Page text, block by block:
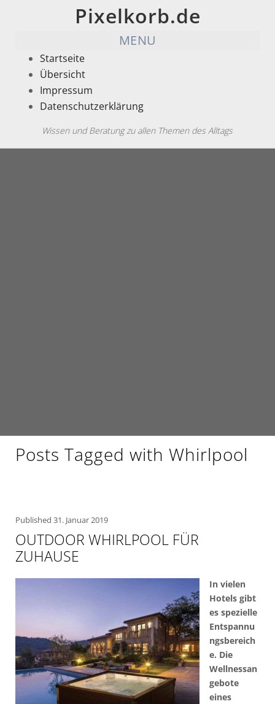
Pixelkorb.de
MENU
Startseite
Übersicht
Impressum
Datenschutzerklärung
Wissen und Beratung zu allen Themen des Alltags
Posts Tagged with Whirlpool
Published 31. Januar 2019
OUTDOOR WHIRLPOOL FÜR
ZUHAUSE
In vielen
Hotels gibt
es spezielle
Entspannu
ngsbereich
e. Die
Wellnessan
gebote
eines